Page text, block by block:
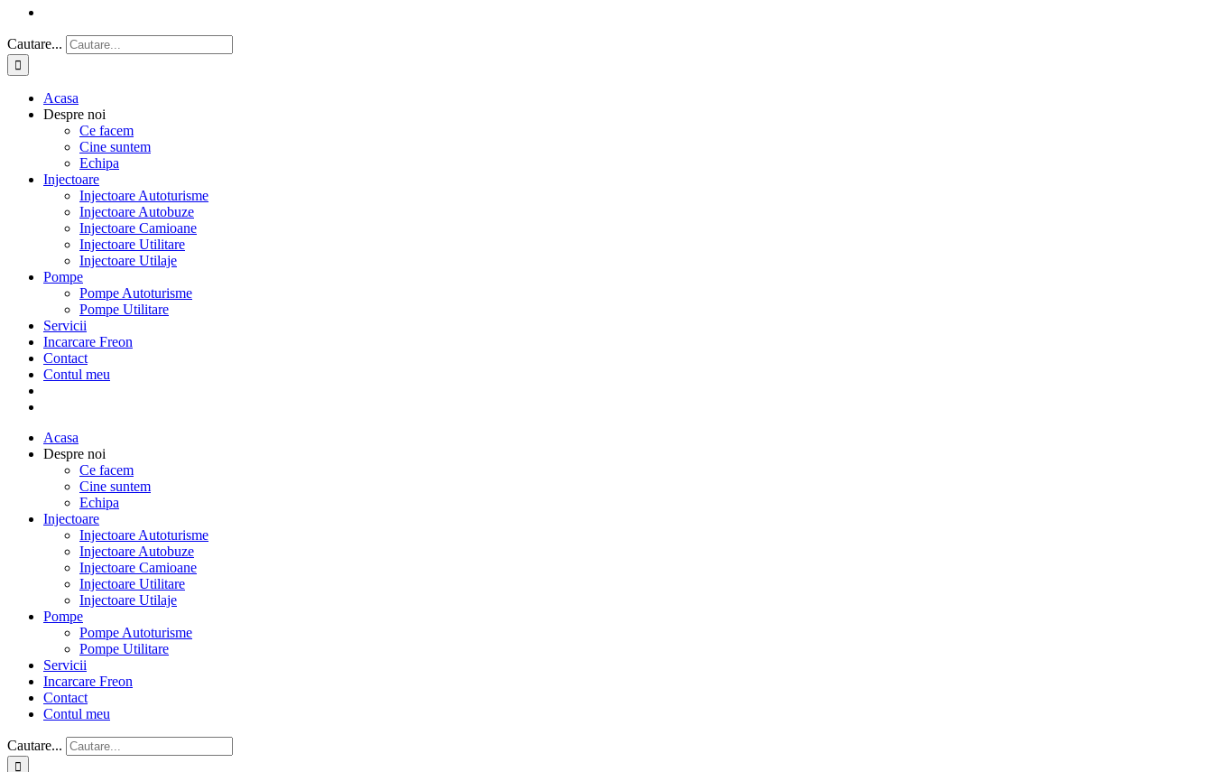
Cautare...
Acasa
Despre noi
Ce facem
Cine suntem
Echipa
Injectoare
Injectoare Autoturisme
Injectoare Autobuze
Injectoare Camioane
Injectoare Utilitare
Injectoare Utilaje
Pompe
Pompe Autoturisme
Pompe Utilitare
Servicii
Incarcare Freon
Contact
Contul meu
Acasa
Despre noi
Ce facem
Cine suntem
Echipa
Injectoare
Injectoare Autoturisme
Injectoare Autobuze
Injectoare Camioane
Injectoare Utilitare
Injectoare Utilaje
Pompe
Pompe Autoturisme
Pompe Utilitare
Servicii
Incarcare Freon
Contact
Contul meu
Cautare...